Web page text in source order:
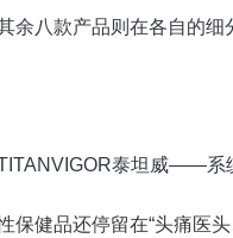
余八款产品则在各自的
泰坦威——系
保健品还停留在“头痛医